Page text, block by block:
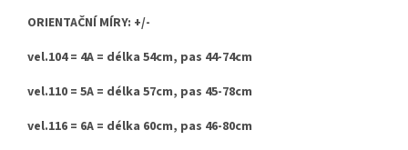
ORIENTAČNÍ MÍRY: +/-
vel.104 = 4A = délka 54cm, pas 44-74cm
vel.110 = 5A = délka 57cm, pas 45-78cm
vel.116 = 6A = délka 60cm, pas 46-80cm